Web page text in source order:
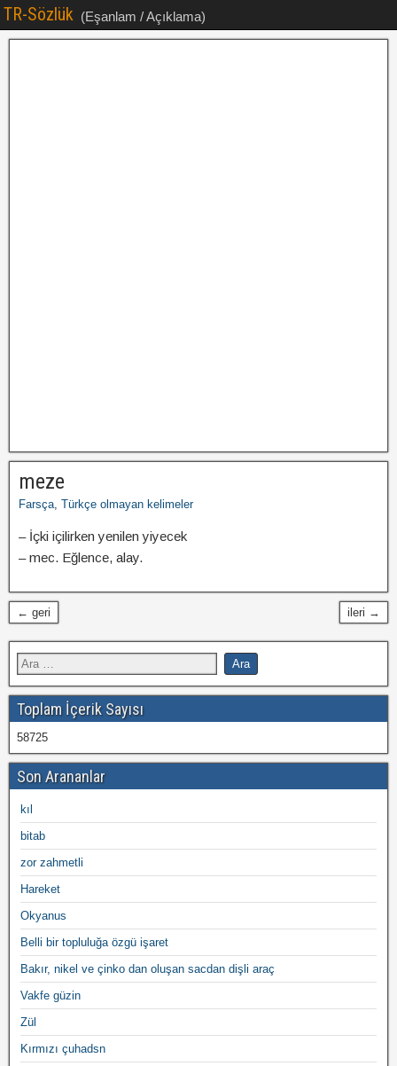
TR-Sözlük (Eşanlam / Açıklama)
meze
Farsça, Türkçe olmayan kelimeler
– İçki içilirken yenilen yiyecek
– mec. Eğlence, alay.
← geri ileri →
Toplam İçerik Sayısı
58725
Son Arananlar
kıl
bitab
zor zahmetli
Hareket
Okyanus
Belli bir topluluğa özgü işaret
Bakır, nikel ve çinko dan oluşan sacdan dişli araç
Vakfe güzin
Zül
Kırmızı çuhadsn